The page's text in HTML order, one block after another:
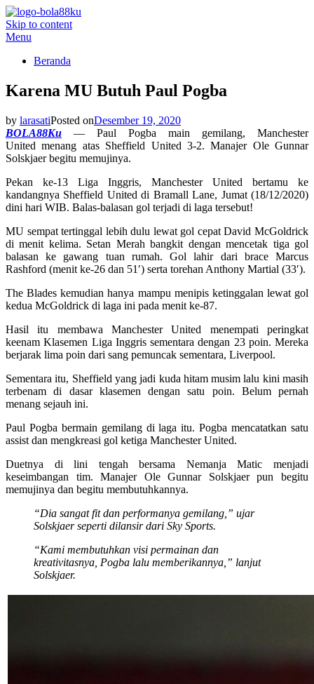
BOLA88KU.ID
Berita Bola Terbaru dan Terhangat
Skip to content
Menu
Beranda
Karena MU Butuh Paul Pogba
by larasatiPosted onDesember 19, 2020
BOLA88Ku — Paul Pogba main gemilang, Manchester
United menang atas Sheffield United 3-2. Manajer Ole Gunnar
Solskjaer begitu memujinya.
Pekan ke-13 Liga Inggris, Manchester United bertamu ke
kandangnya Sheffield United di Bramall Lane, Jumat (18/12/2020)
dini hari WIB. Balas-balasan gol terjadi di laga tersebut!
MU sempat tertinggal lebih dulu lewat gol cepat David McGoldrick
di menit kelima. Setan Merah bangkit dengan mencetak tiga gol
balasan ke gawang tuan rumah. Gol lahir dari brace Marcus
Rashford (menit ke-26 dan 51′) serta torehan Anthony Martial (33′).
The Blades kemudian hanya mampu menipis ketinggalan lewat gol
kedua McGoldrick di laga ini pada menit ke-87.
Hasil itu membawa Manchester United menempati peringkat
keenam Klasemen Liga Inggris sementara dengan 23 poin. Mereka
berjarak lima poin dari sang pemuncak sementara, Liverpool.
Sementara itu, Sheffield yang jadi kuda hitam musim lalu kini masih
terbenam di dasar klasemen dengan satu poin. Belum pernah
menang sejauh ini.
Paul Pogba bermain gemilang di laga itu. Pogba mencatatkan satu
assist dan mengkreasi gol ketiga Manchester United.
Duetnya di lini tengah bersama Nemanja Matic menjadi
keseimbangan tim. Manajer Ole Gunnar Solskjaer pun begitu
memujinya dan begitu membutuhkannya.
“Dia sangat fit dan performanya gemilang,” ujar
Solskjaer seperti dilansir dari Sky Sports.
“Kami membutuhkan visi permainan dan
kreativitasnya, Pogba lalu memberikannya,” lanjut
Solskjaer.